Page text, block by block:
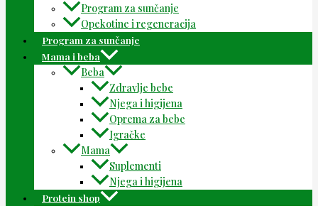
Program za sunčanje
Opekotine i regeneracija
Program za sunčanje
Mama i beba
Beba
Zdravlje bebe
Njega i higijena
Oprema za bebe
Igračke
Mama
Suplementi
Njega i higijena
Protein shop